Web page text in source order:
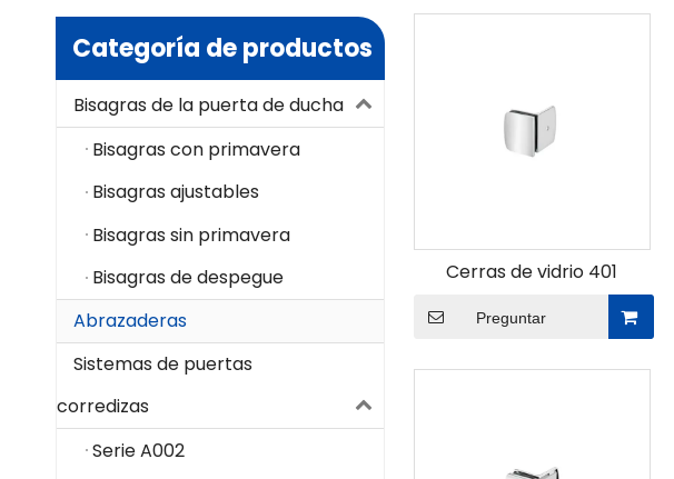
Categoría de productos
Bisagras de la puerta de ducha
Bisagras con primavera
Bisagras ajustables
Bisagras sin primavera
Bisagras de despegue
Abrazaderas
Sistemas de puertas
corredizas
Serie A002
Cerras de vidrio 401
Preguntar